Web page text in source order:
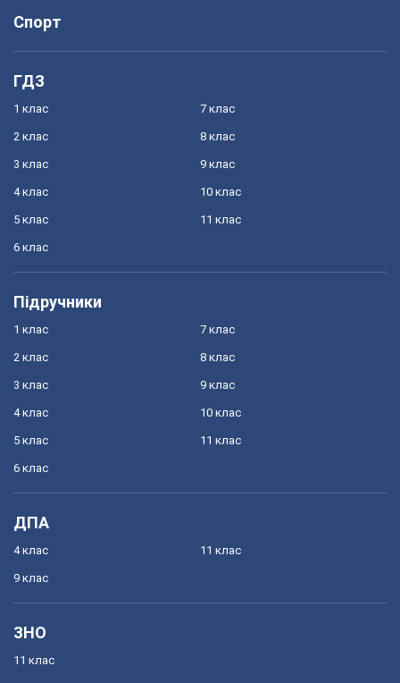
Спорт
ГДЗ
1 клас
2 клас
3 клас
4 клас
5 клас
6 клас
7 клас
8 клас
9 клас
10 клас
11 клас
Підручники
1 клас
2 клас
3 клас
4 клас
5 клас
6 клас
7 клас
8 клас
9 клас
10 клас
11 клас
ДПА
4 клас
9 клас
11 клас
ЗНО
11 клас